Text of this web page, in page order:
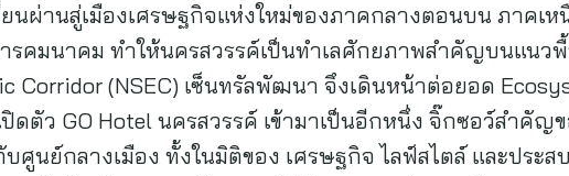
ยนผ่านสู่เมืองเศรษฐกิจแห่งใหม่ของภาคกลางตอนบน ภาคเ
รคมนาคม ทำให้นครสวรรค์เป็นทำเลศักยภาพสำคัญบนแน
Corridor (NSEC) เซ็นทรัลพัฒนา จึงเดินหน้าต่อยอด
ดตัว GO Hotel นครสวรรค์ เข้ามาเป็นอีกหนึ่ง จิ๊กซอว์สำคัญ
ศูนย์กลางเมือง ทั้งในมิติของ เศรษฐกิจ ไลฟ์สไตล์ และประ